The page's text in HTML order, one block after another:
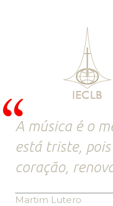
A música é o
está triste,
coração,
Martim Lutero